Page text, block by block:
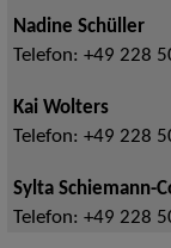
Nadine Schüller
Telefon: +49 228
Kai Wolters
Telefon: +49 228
Sylta Schiemann-
Telefon: +49 228